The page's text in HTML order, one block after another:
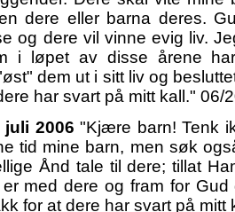
dere eller barna deres.
og dere vil vinne evig liv.
i løpet av disse årene
dem ut i sitt liv og
har svart på mitt kall." 06/
juli 2006 "Kjære barn! Tenk
tid mine barn, men søk
Ånd tale til dere; tillat
med dere og fram for
for at dere har svart på mitt